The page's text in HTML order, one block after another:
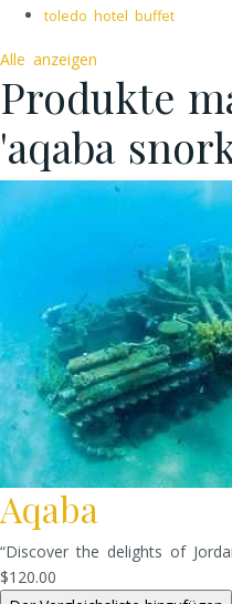
toledo hotel buffet
Alle anzeigen
Produkte
'aqaba
Aqaba
“Discover the delights of
$120.00